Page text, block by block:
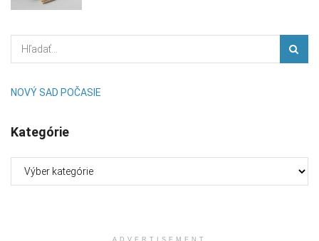
NOVÝ SAD POČASIE
Kategórie
ADVERTISEMENT